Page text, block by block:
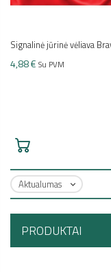
PRODUKTAI
Signalinė jūrinė vėliava
4,88 € Su PVM
Aktualumas 